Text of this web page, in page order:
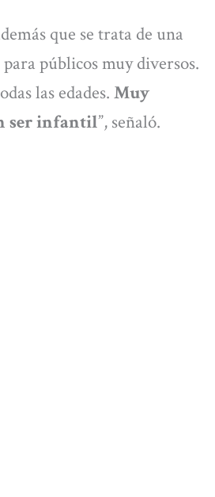
que se trata de una
públicos muy diversos.
las edades. Muy
ser infantil”, señaló.